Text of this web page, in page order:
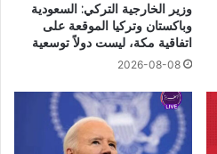
وزير الخارجية التركي: السعودية
وباكستان وتركيا الموقعة على
اتفاقية مكة، ليست دولاً توسعية
2026-08-08